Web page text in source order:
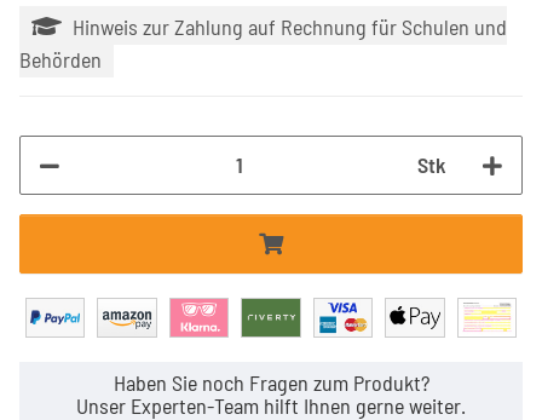
Hinweis zur Zahlung auf Rechnung für Schulen und
Behörden
Stk
Haben Sie noch Fragen zum Produkt?
Unser Experten-Team hilft Ihnen gerne weiter.